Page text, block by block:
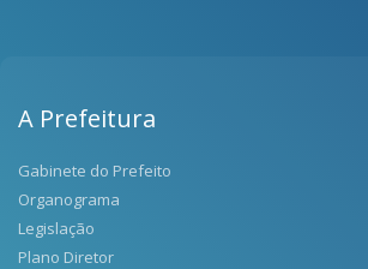
A Prefeitura
Gabinete do Prefeito
Organograma
Legislação
Plano Diretor